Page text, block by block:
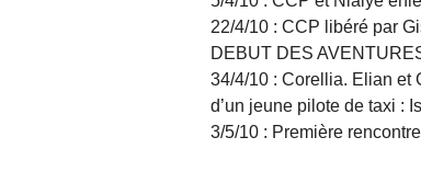
22/4/10 : CCP libéré par
DEBUT DES
34/4/10 : Corellia. Elian et
d’un jeune pilote de taxi :
3/5/10 : Première